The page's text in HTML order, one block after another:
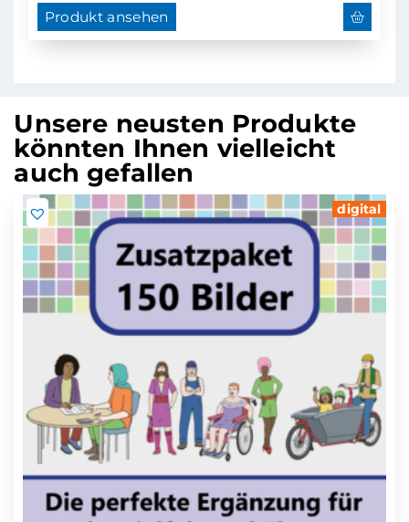
Produkt ansehen
Unsere neusten Produkte
könnten Ihnen vielleicht
auch gefallen
digital